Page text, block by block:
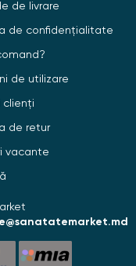
de livrare
de confidențialitate
de utilizare
clienți
de retur
vacante